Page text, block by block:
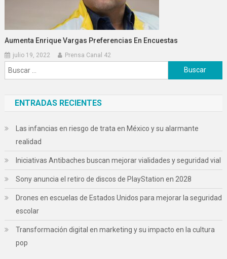
Aumenta Enrique Vargas Preferencias En Encuestas
julio 19, 2022 Prensa Canal 42
Buscar:
ENTRADAS RECIENTES
Las infancias en riesgo de trata en México y su alarmante
realidad
Iniciativas Antibaches buscan mejorar vialidades y seguridad vial
Sony anuncia el retiro de discos de PlayStation en 2028
Drones en escuelas de Estados Unidos para mejorar la seguridad
escolar
Transformación digital en marketing y su impacto en la cultura
pop